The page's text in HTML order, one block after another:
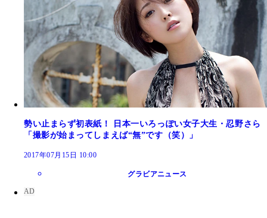
勢い止まらず初表紙！ 日本一いろっぽい女子大生・忍野さら
「撮影が始まってしまえば“無”です（笑）」
2017年07月15日 10:00
グラビアニュース